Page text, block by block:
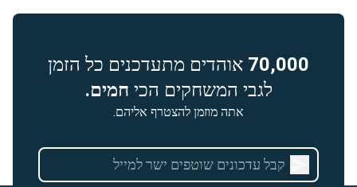
70,000 אוהדים מתעדכנים כל הזמן
לגבי המשחקים הכי חמים.
אתה מוזמן להצטרף אליהם.